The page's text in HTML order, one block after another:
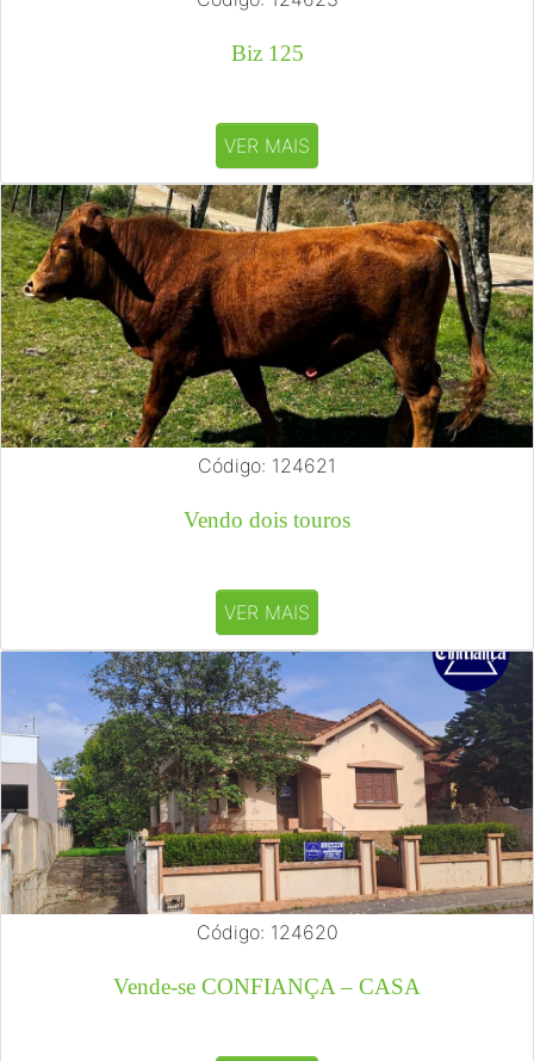
Biz 125
VER MAIS
Código: 124621
Vendo dois touros
VER MAIS
Código: 124620
Vende-se CONFIANÇA – CASA